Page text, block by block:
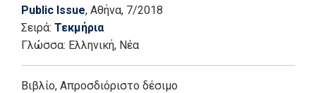
Public Issue, Αθήνα, 7/2018
Σειρά: Τεκμήρια
Γλώσσα: Ελληνική, Νέα
Βιβλίο, Απροσδιόριστο δέσιμο